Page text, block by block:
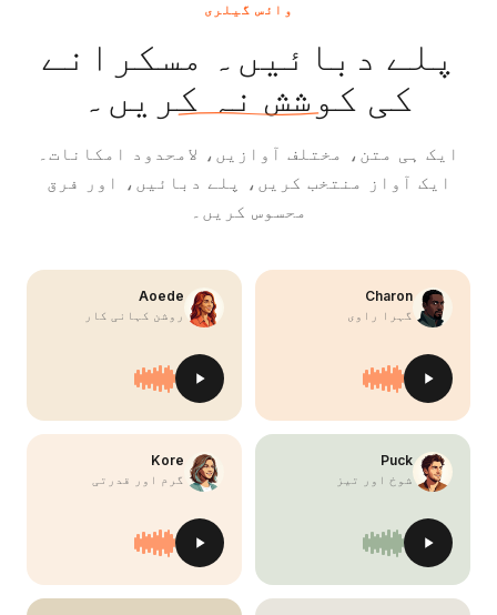
وائس گیلری
پلے دبائیں۔ مسکرانے
کی کوشش نہ کریں۔
ایک ہی متن، مختلف آوازیں، لامحدود امکانات۔
ایک آواز منتخب کریں، پلے دبائیں، اور فرق
محسوس کریں۔
Charon
گہرا راوی
Aoede
روشن کہانی کار
Puck
شوخ اور تیز
Kore
گرم اور قدرتی